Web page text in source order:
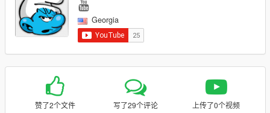
Georgia
赞了2个文件 写了29个评论 上传了0个视频